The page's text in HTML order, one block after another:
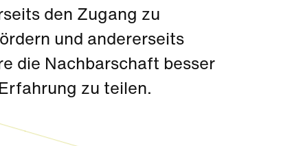
den Zugang zu
und andererseits
die Nachbarschaft besser
zu teilen.